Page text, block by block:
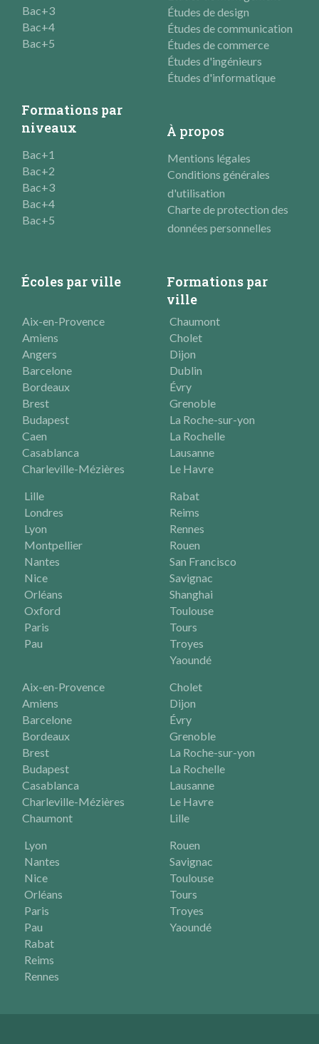
Bac+3
Bac+4
Bac+5
Études de design
Études de communication
Études de commerce
Études d'ingénieurs
Études d'informatique
Formations par
niveaux
Bac+1
Bac+2
Bac+3
Bac+4
Bac+5
À propos
Mentions légales
Conditions générales
d'utilisation
Charte de protection des
données personnelles
Écoles par ville
Formations par
ville
Aix-en-Provence
Amiens
Angers
Barcelone
Bordeaux
Brest
Budapest
Caen
Casablanca
Charleville-Mézières
Chaumont
Cholet
Dijon
Dublin
Évry
Grenoble
La Roche-sur-yon
La Rochelle
Lausanne
Le Havre
Lille
Londres
Lyon
Montpellier
Nantes
Nice
Orléans
Oxford
Paris
Pau
Rabat
Reims
Rennes
Rouen
San Francisco
Savignac
Shanghai
Toulouse
Tours
Troyes
Yaoundé
Aix-en-Provence
Amiens
Barcelone
Bordeaux
Brest
Budapest
Casablanca
Charleville-Mézières
Chaumont
Cholet
Dijon
Évry
Grenoble
La Roche-sur-yon
La Rochelle
Lausanne
Le Havre
Lille
Lyon
Nantes
Nice
Orléans
Paris
Pau
Rabat
Reims
Rennes
Rouen
Savignac
Toulouse
Tours
Troyes
Yaoundé